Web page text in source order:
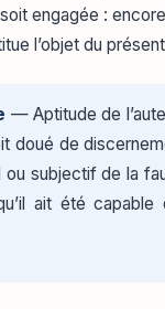
engagée :
l’objet du
— Aptitude de
doué de
ou subjectif de la
ait été